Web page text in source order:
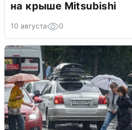
на крыше Mitsubishi
10 августа 0